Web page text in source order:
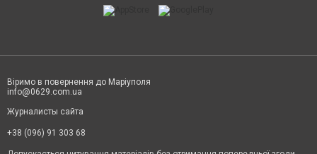
Віримо в повернення до Маріуполя
info@0629.com.ua
Журналисты сайта
+38 (096) 91 303 68